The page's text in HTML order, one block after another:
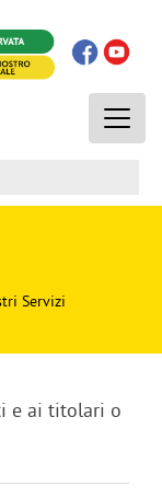
Toggle
Servizi
e ai titolari o